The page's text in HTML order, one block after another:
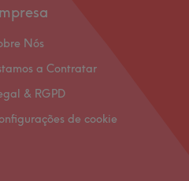
Nós
a Contratar
& RGPD
de cookie